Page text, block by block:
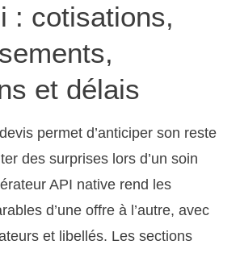
: cotisations,
et délais
permet d’anticiper son reste
des surprises lors d’un soin
API native rend les
d’une offre à l’autre, avec
et libellés. Les sections